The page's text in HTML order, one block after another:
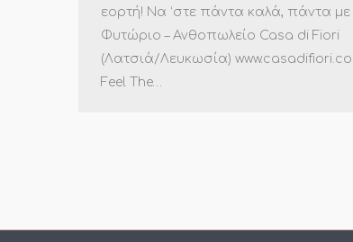
εορτή! Να ‘στε πάντα καλά, πάντα με
Φυτώριο – Ανθοπωλείο Casa di Fiori
(Λατσιά/Λευκωσία)
Feel The…